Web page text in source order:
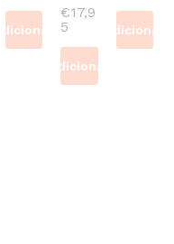
Adicionar
€17,9
5
Adicionar
Adicionar